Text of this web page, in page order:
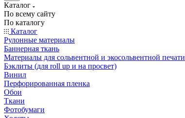
Каталог
По всему сайту
По каталогу
Каталог
Рулонные материалы
Баннерная ткань
Материалы для сольвентной и экосольвентной печати
Бэклиты (для roll up и на просвет)
Винил
Перфорированная пленка
Обои
Ткани
Фотобумаги